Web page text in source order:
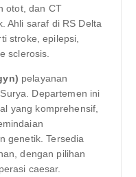
otot, dan CT
Ahli saraf di RS Delta
stroke, epilepsi,
sclerosis.
pelayanan
Departemen ini
yang komprehensif,
genetik. Tersedia
dengan pilihan
caesar.